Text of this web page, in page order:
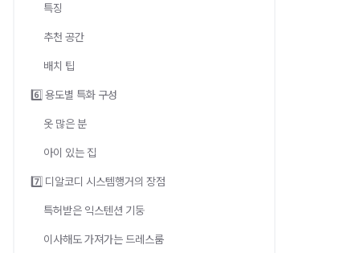
특징
추천 공간
배치 팁
6️⃣ 용도별 특화 구성
옷 많은 분
아이 있는 집
7️⃣ 디알코디 시스템행거의 장점
특허받은 익스텐션 기둥
이사해도 가져가는 드레스룸